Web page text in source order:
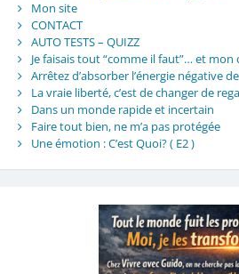
Mon site
CONTACT
AUTO TESTS – QUIZZ
Je faisais tout “comme il faut”… et
Arrêtez d’absorber l’énergie négative
La vraie liberté, c’est de changer de
Dans un monde rapide et incertain
Faire tout bien, ne m’a pas protégée
Une émotion : C’est Quoi? ( E2 )